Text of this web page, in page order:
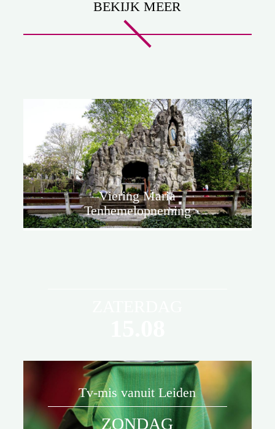
BEKIJK MEER
Viering Maria
Tenhemelopneming
De viering is onderdeel van de
Laurentius estafette in het
Tv-mis vanuit Leiden
ZONDAG